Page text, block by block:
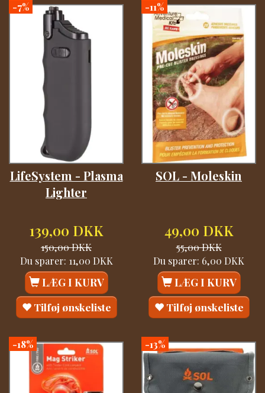
-7%
LifeSystem - Plasma
Lighter
139,00 DKK
150,00 DKK
Du sparer: 11,00 DKK
LÆG I KURV
Tilføj ønskeliste
-11%
SOL - Moleskin
49,00 DKK
55,00 DKK
Du sparer: 6,00 DKK
LÆG I KURV
Tilføj ønskeliste
-18% -13%